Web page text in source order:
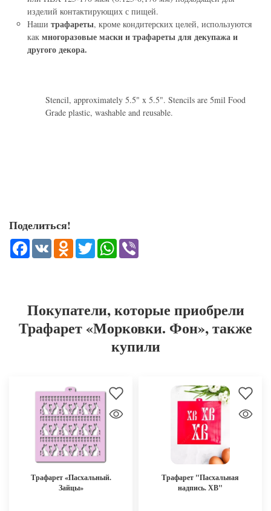
изделий контактирующих с пищей.
Наши трафареты, кроме кондитерских целей, используются
как многоразовые маски и трафареты для декупажа и
другого декора.
Stencil, approximately 5.5" x 5.5". Stencils are 5mil Food
Grade plastic, washable and reusable.
Поделиться!
Facebook
VK Odnoklassniki
TwitterWhatsApp
Покупатели, которые приобрели
Трафарет «Морковки. Фон», также
купили
Трафарет «Пасхальный.
Зайцы»
Трафарет "Пасхальная
надпись. ХВ"